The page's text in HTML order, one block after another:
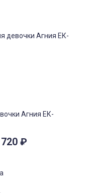
Агния ЕК-
720 ₽